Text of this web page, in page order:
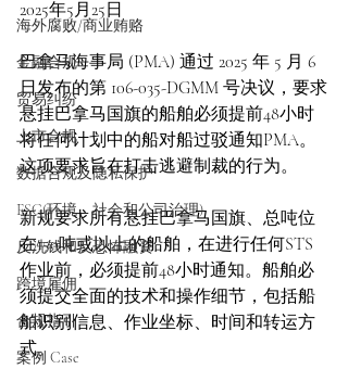
海外腐败/商业贿赂
金融合规
贸易纠纷
上市合规
数据合规及隐私保护
ESG(环境、社会和公司治理)
反洗钱和反恐怖融资
跨境雇佣
合规指引
案例 Case
2025年5月25日
巴拿马海事局 (PMA) 通过 2025 年 5 月 6
日发布的第 106-035-DGMM 号决议，要求
悬挂巴拿马国旗的船舶必须提前48小时
将任何计划中的船对船过驳通知PMA。
这项要求旨在打击逃避制裁的行为。
新规要求所有悬挂巴拿马国旗、总吨位
在150吨或以上的船舶，在进行任何STS
作业前，必须提前48小时通知。船舶必
须提交全面的技术和操作细节，包括船
舶识别信息、作业坐标、时间和转运方
式。